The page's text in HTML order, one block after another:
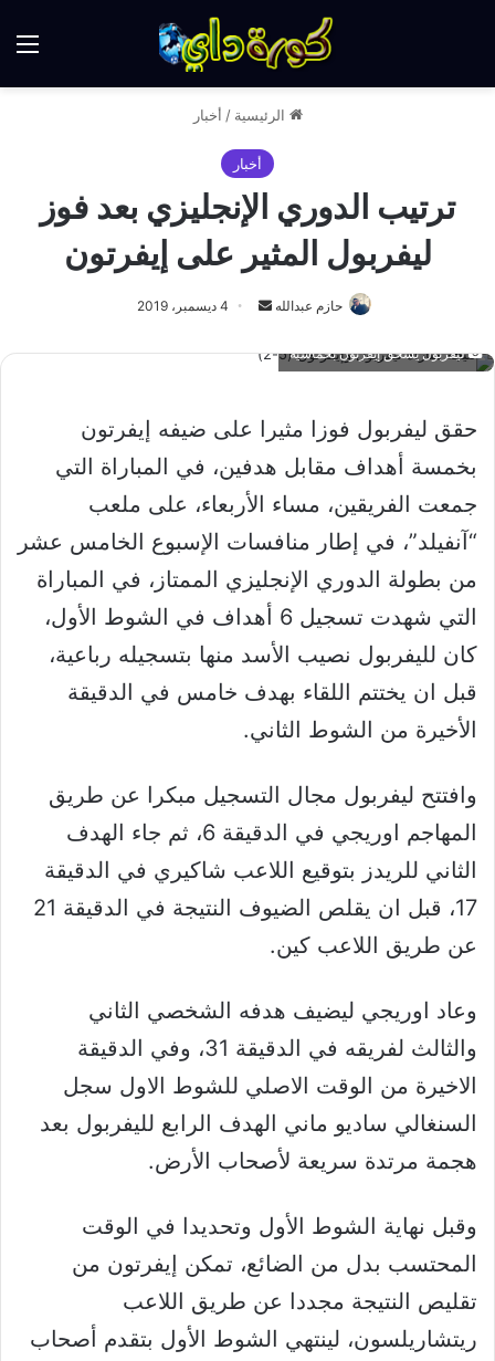
الرئيسية / أخبار
أخبار
ترتيب الدوري الإنجليزي بعد فوز
ليفربول المثير على إيفرتون
حازم عبدالله
أرسل
إلكترونيا
4 ديسمبر، 2019
ليفربول يسحق إيفرتون بخماسية
حقق ليفربول فوزا مثيرا على ضيفه إيفرتون
بخمسة أهداف مقابل هدفين، في المباراة التي
جمعت الفريقين، مساء الأربعاء، على ملعب
“آنفيلد”، في إطار منافسات الإسبوع الخامس عشر
من بطولة الدوري الإنجليزي الممتاز، في المباراة
التي شهدت تسجيل 6 أهداف في الشوط الأول،
كان لليفربول نصيب الأسد منها بتسجيله رباعية،
قبل ان يختتم اللقاء بهدف خامس في الدقيقة
الأخيرة من الشوط الثاني.
وافتتح ليفربول مجال التسجيل مبكرا عن طريق
المهاجم اوريجي في الدقيقة 6، ثم جاء الهدف
الثاني للريدز بتوقيع اللاعب شاكيري في الدقيقة
17، قبل ان يقلص الضيوف النتيجة في الدقيقة 21
عن طريق اللاعب كين.
وعاد اوريجي ليضيف هدفه الشخصي الثاني
والثالث لفريقه في الدقيقة 31، وفي الدقيقة
الاخيرة من الوقت الاصلي للشوط الاول سجل
السنغالي ساديو ماني الهدف الرابع لليفربول بعد
هجمة مرتدة سريعة لأصحاب الأرض.
وقبل نهاية الشوط الأول وتحديدا في الوقت
المحتسب بدل من الضائع، تمكن إيفرتون من
تقليص النتيجة مجددا عن طريق اللاعب
ريتشاريلسون، لينتهي الشوط الأول بتقدم أصحاب